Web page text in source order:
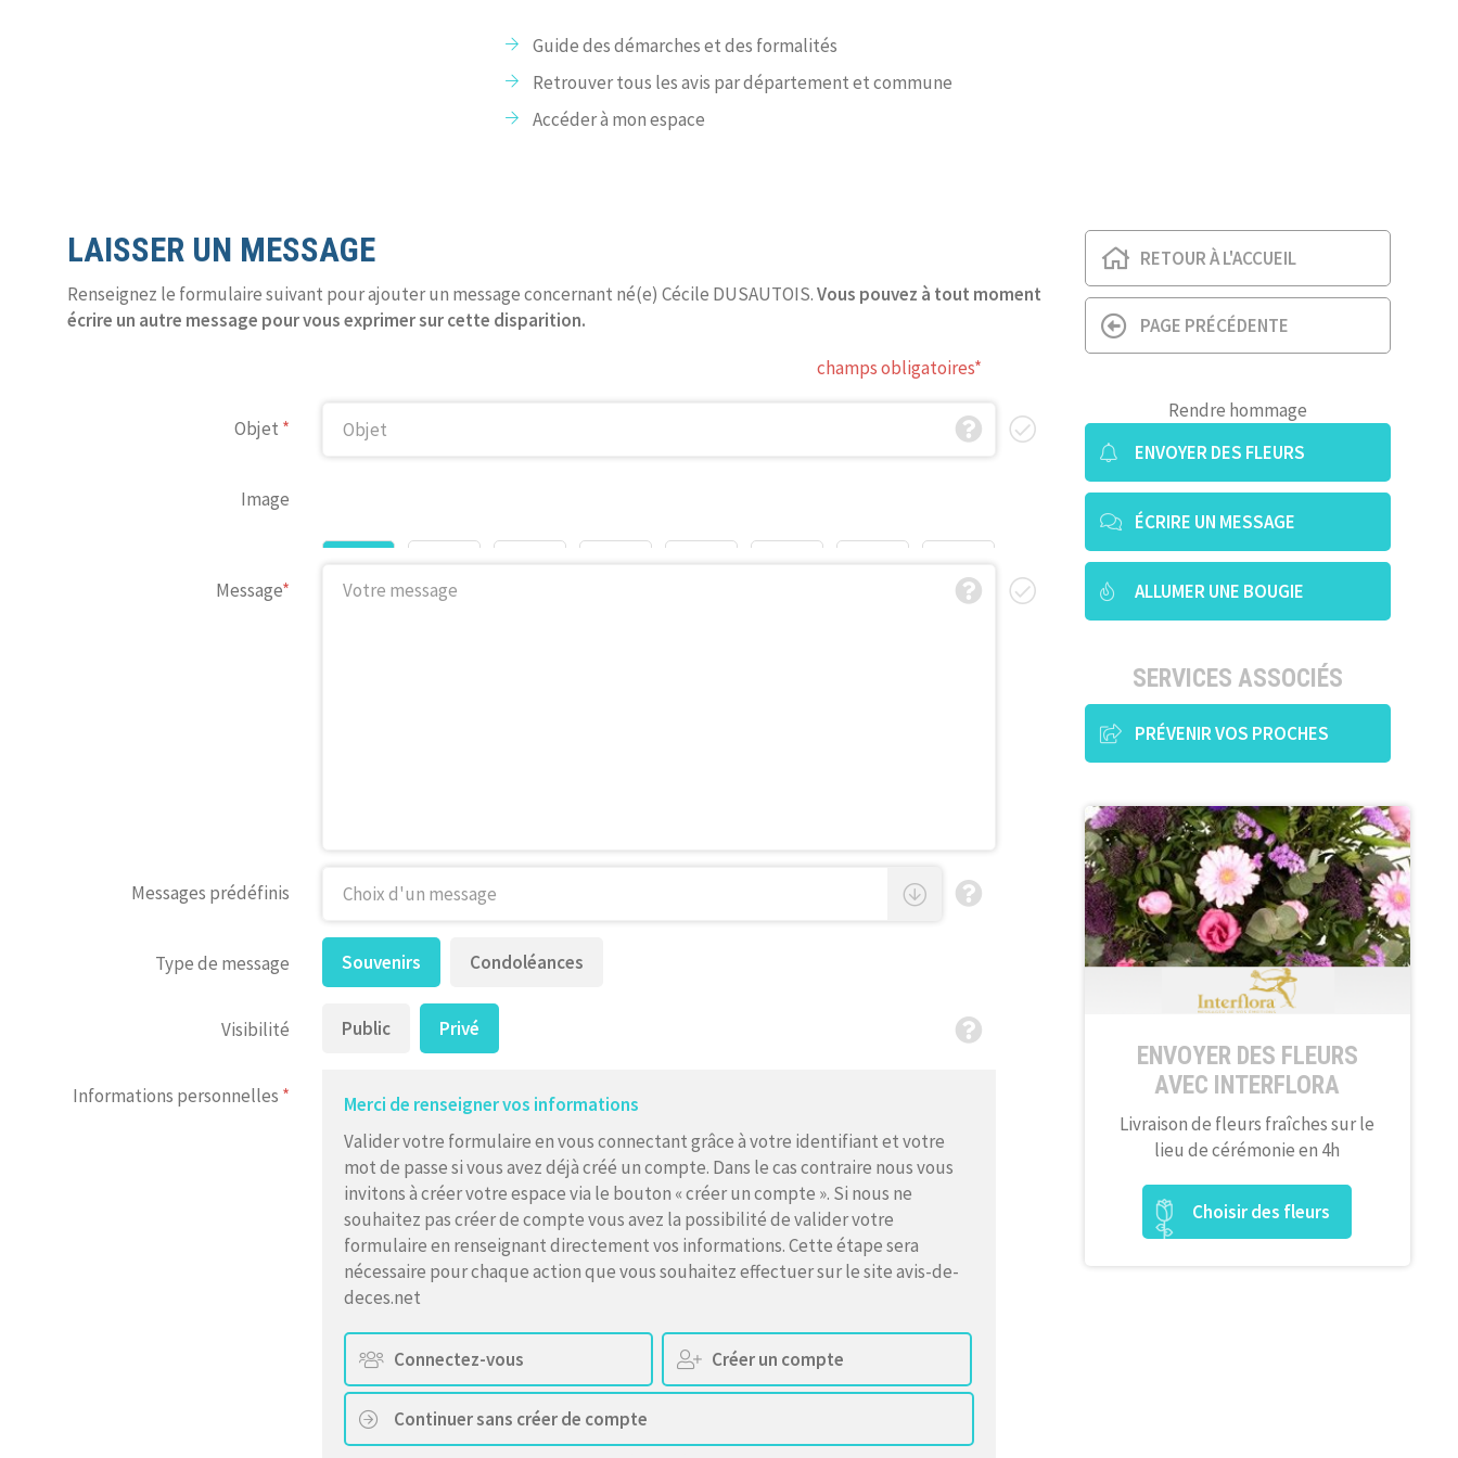
Guide des démarches et des formalités
Retrouver tous les avis par département et commune
Accéder à mon espace
LAISSER UN MESSAGE
Renseignez le formulaire suivant pour ajouter un message concernant né(e) Cécile DUSAUTOIS.Vous pouvez à tout moment
écrire un autre message pour vous exprimer sur cette disparition.
champs obligatoires*
Objet *
Image
Message*
Messages prédéfinis
Type de message Souvenirs Condoléances
Visibilité Public Privé
Informations personnelles *
Merci de renseigner vos informations
Valider votre formulaire en vous connectant grâce à votre identifiant et votre
mot de passe si vous avez déjà créé un compte. Dans le cas contraire nous vous
invitons à créer votre espace via le bouton « créer un compte ». Si nous ne
souhaitez pas créer de compte vous avez la possibilité de valider votre
formulaire en renseignant directement vos informations. Cette étape sera
nécessaire pour chaque action que vous souhaitez effectuer sur le site avis-de-
deces.net
Connectez-vous Créer un compte
Continuer sans créer de compte
RETOUR À L'ACCUEIL
PAGE PRÉCÉDENTE
Rendre hommage
ENVOYER DES FLEURS
ÉCRIRE UN MESSAGE
ALLUMER UNE BOUGIE
SERVICES ASSOCIÉS
PRÉVENIR VOS PROCHES
ENVOYER DES FLEURS
AVEC INTERFLORA
Livraison de fleurs fraîches sur le
lieu de cérémonie en 4h
Choisir des fleurs